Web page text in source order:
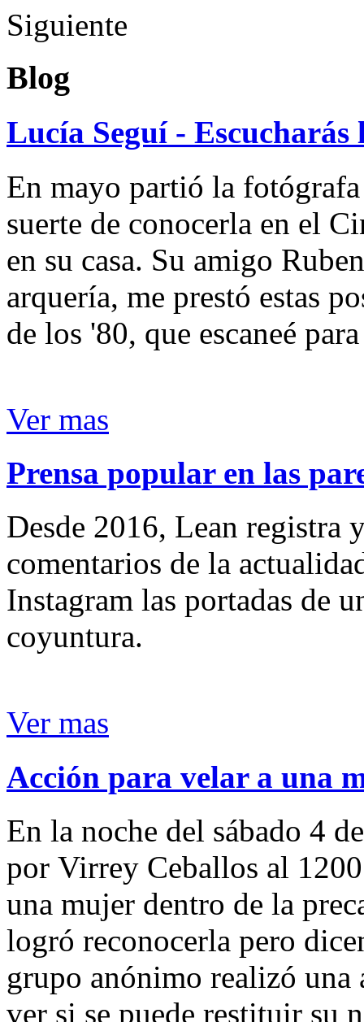
Siguiente
Blog
Lucía Seguí - Escucharás
En mayo partió la
suerte de conocerla en el
en su casa. Su amigo
arquería, me prestó estas
de los '80, que escaneé
Ver mas
Prensa popular en las
Desde 2016, Lean registra
comentarios de la
Instagram las portadas de
coyuntura.
Ver mas
Acción para velar a una
En la noche del sábado 4
por Virrey Ceballos al
una mujer dentro de la
logró reconocerla pero
grupo anónimo realizó
ver si se puede restituir su